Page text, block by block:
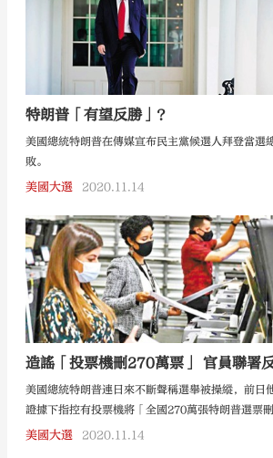
特朗普「有望反勝」？
美國總統特朗普在傳媒宣布民主黨候選人拜登當選
敗。
美國大選 2020.11.14
造謠「投票機刪270萬
美國總統特朗普連日來不斷聲稱選舉被操縱，前日
證據下指控有投票機將「全國270萬張特朗普選票刪
美國大選 2020.11.14